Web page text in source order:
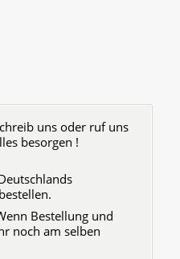
uns oder ruf uns
besorgen !
bestellen.
Bestellung und
noch am selben